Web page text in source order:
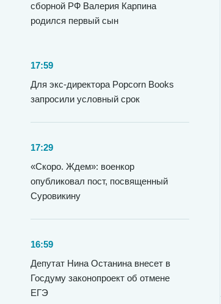
сборной РФ Валерия Карпина
родился первый сын
17:59
Для экс-директора Popcorn Books
запросили условный срок
17:29
«Скоро. Ждем»: военкор
опубликовал пост, посвященный
Суровикину
16:59
Депутат Нина Останина внесет в
Госдуму законопроект об отмене
ЕГЭ